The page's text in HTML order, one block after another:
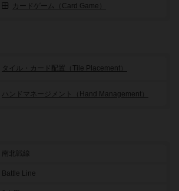
カードゲーム（Card Game）
タイル・カード配置（Tile Placement）
ハンドマネージメント（Hand Management）
南北戦線
Battle Line